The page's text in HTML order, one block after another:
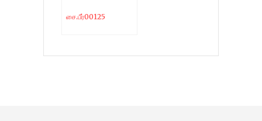
சை.பீர்00125